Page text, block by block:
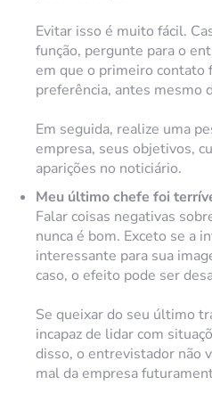
Evitar isso é muito fácil.
função, pergunte para o
em que o primeiro contato
preferência, antes mesmo
Em seguida, realize uma
empresa, seus objetivos,
aparições no noticiário.
Meu último chefe foi
Falar coisas negativas
nunca é bom. Exceto se a
interessante para sua
caso, o efeito pode ser
Se queixar do seu último
incapaz de lidar com
disso, o entrevistador não
mal da empresa